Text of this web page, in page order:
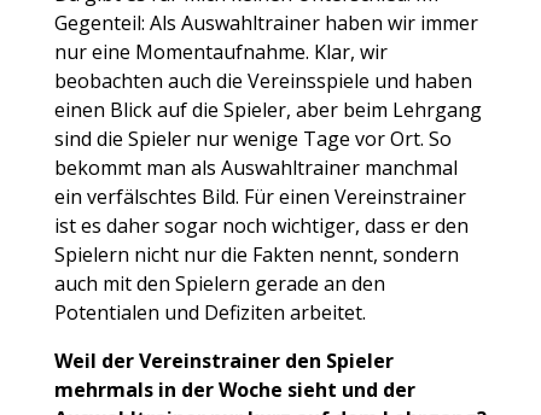
Gegenteil: Als Auswahltrainer haben wir immer
nur eine Momentaufnahme. Klar, wir
beobachten auch die Vereinsspiele und haben
einen Blick auf die Spieler, aber beim Lehrgang
sind die Spieler nur wenige Tage vor Ort. So
bekommt man als Auswahltrainer manchmal
ein verfälschtes Bild. Für einen Vereinstrainer
ist es daher sogar noch wichtiger, dass er den
Spielern nicht nur die Fakten nennt, sondern
auch mit den Spielern gerade an den
Potentialen und Defiziten arbeitet.
Weil der Vereinstrainer den Spieler
mehrmals in der Woche sieht und der